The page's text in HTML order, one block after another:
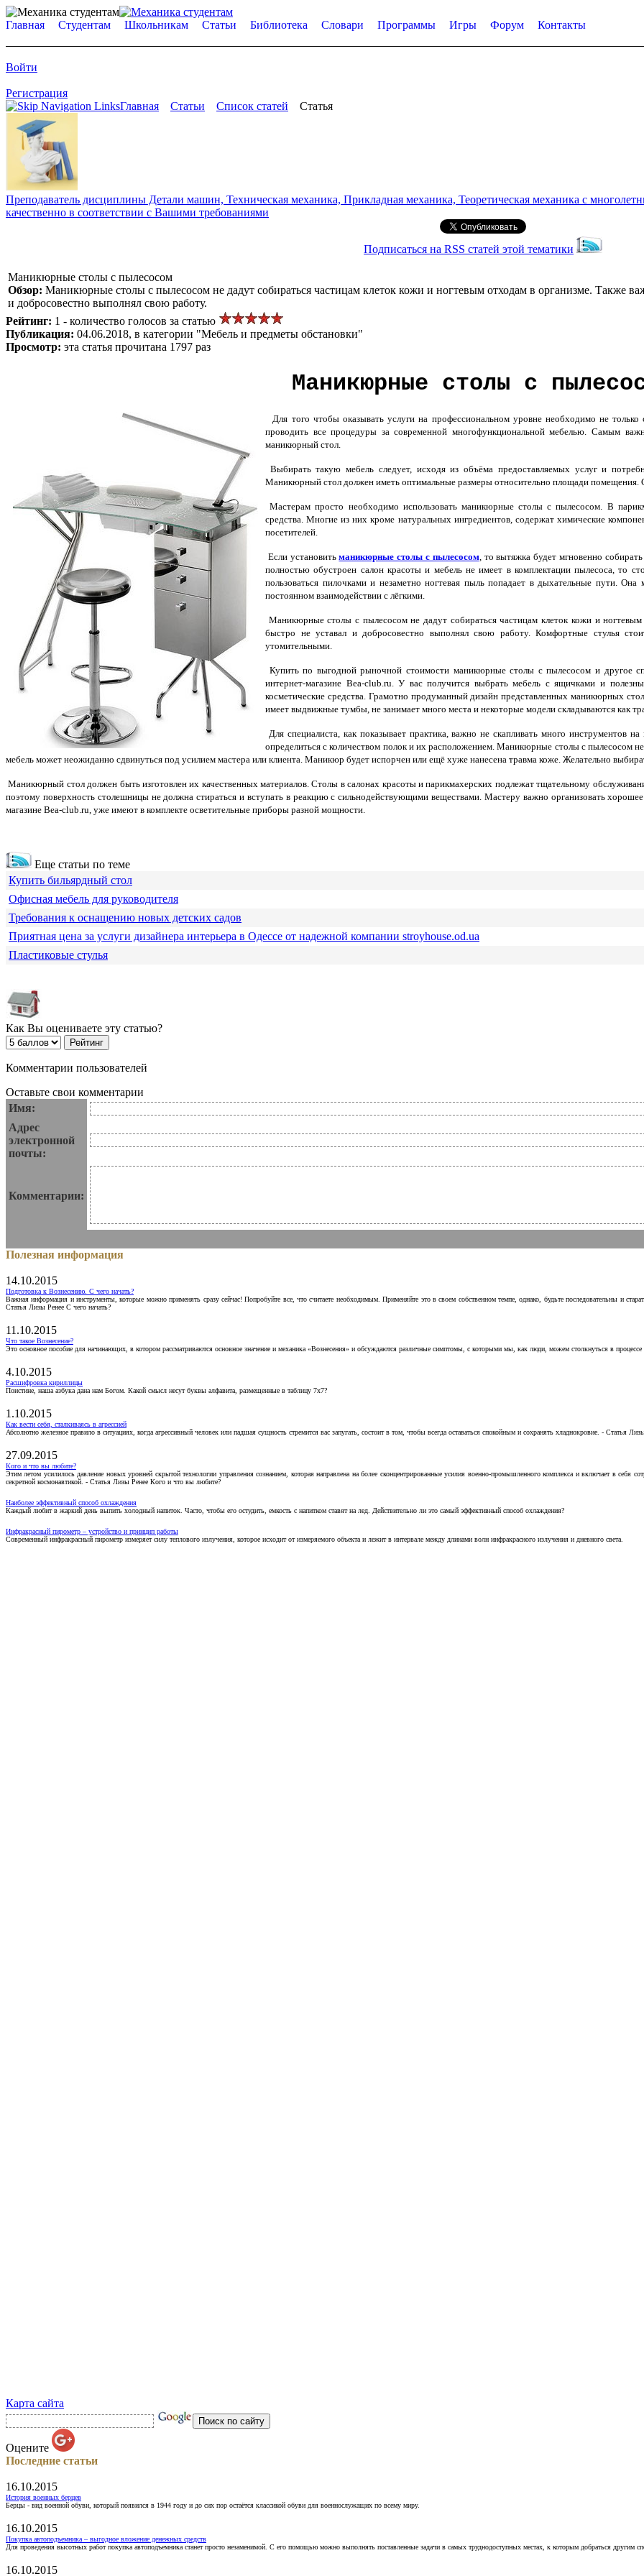
Главная Студентам Школьникам Статьи Библиотека Словари Программы Игры Форум Контакты
Войти
Регистрация
Главная
Статьи Список статей Статья
Преподаватель дисциплины Детали машин, Техническая механика, Прикладная механика, Теоретическая механика с
качественно в соответствии с Вашими требованиями
Подписаться на RSS статей этой тематики
Маникюрные столы с пылесосом
Обзор: Маникюрные столы с пылесосом не дадут собираться частицам клеток кожи и ногтевым отходам в организме. Также
и добросовестно выполнял свою работу.
Рейтинг: 1 - количество голосов за статью
Публикация: 04.06.2018, в категории "Мебель и предметы обстановки"
Просмотр: эта статья прочитана 1797 раз
Маникюрные столы с
Для того чтобы оказывать услуги на профессиональном уровне необходимо не
проводить все процедуры за современной многофункциональной мебелью. Самым
маникюрный стол.
Выбирать такую мебель следует, исходя из объёма предоставляемых услуг и
Маникюрный стол должен иметь оптимальные размеры относительно площади помещения.
Мастерам просто необходимо использовать маникюрные столы с пылесосом. В
средства. Многие из них кроме натуральных ингредиентов, содержат химические
посетителей.
Если установитьманикюрные столы с пылесосом, то вытяжка будет мгновенно
полностью обустроен салон красоты и мебель не имеет в комплектации пылесоса, то
пользоваться пилочками и незаметно ногтевая пыль попадает в дыхательные пути.
постоянном взаимодействии с лёгкими.
Маникюрные столы с пылесосом не дадут собираться частицам клеток кожи и
быстро не уставал и добросовестно выполнял свою работу. Комфортные стулья
утомительными.
Купить по выгодной рыночной стоимости маникюрные столы с пылесосом и другое
интернет-магазине Bea-club.ru. У вас получится выбрать мебель с ящичками и
косметические средства. Грамотно продуманный дизайн представленных маникюрных
имеет выдвижные тумбы, не занимает много места и некоторые модели складываются как
Для специалиста, как показывает практика, важно не скапливать много
определиться с количеством полок и их расположением. Маникюрные столы с пылесосом
мебель может неожиданно сдвинуться под усилием мастера или клиента. Маникюр будет испорчен или ещё хуже нанесена травма коже. Желательно
Маникюрный стол должен быть изготовлен их качественных материалов. Столы в салонах красоты и парикмахерских подлежат тщательному
поэтому поверхность столешницы не должна стираться и вступать в реакцию с сильнодействующими веществами. Мастеру важно организовать
магазине Bea-club.ru, уже имеют в комплекте осветительные приборы разной мощности.
Еще статьи по теме
Купить бильярдный стол
Офисная мебель для руководителя
Требования к оснащению новых детских садов
Приятная цена за услуги дизайнера интерьера в Одессе от надежной компании stroyhouse.od.ua
Пластиковые стулья
Как Вы оцениваете эту статью?
Комментарии пользователей
Оставьте свои комментарии
Имя:
Адрес
электронной
почты:
Комментарии:
Полезная информация
14.10.2015
Подготовка к Вознесению. С чего начать?
Важная информация и инструменты, которые можно применять сразу сейчас! Попробуйте все, что считаете необходимым. Применяйте это в своем собственном темпе, однако, будьте последовательны и
Статья Лизы Ренее С чего начать?
11.10.2015
Что такое Вознесение?
Это основное пособие для начинающих, в котором рассматриваются основное значение и механика «Вознесения» и обсуждаются различные симптомы, с которыми мы, как люди, можем столкнуться в
4.10.2015
Расшифровка кириллицы
Поистине, наша азбука дана нам Богом. Какой смысл несут буквы алфавита, размещенные в таблицу 7х7?
1.10.2015
Как вести себя, сталкиваясь в агрессией
Абсолютно железное правило в ситуациях, когда агрессивный человек или падшая сущность стремится вас запугать, состоит в том, чтобы всегда оставаться спокойным и сохранять хладнокровие. - Статья
27.09.2015
Кого и что вы любите?
Этим летом усилилось давление новых уровней скрытой технологии управления сознанием, которая направлена на более сконцентрированные усилия военно-промышленного комплекса и включает в себя
секретной космонавтикой. - Статья Лизы Ренее Кого и что вы любите?
Наиболее эффективный способ охлаждения
Каждый любит в жаркий день выпить холодный напиток. Часто, чтобы его остудить, емкость с напитком ставят на лед. Действительно ли это самый эффективный способ охлаждения?
Инфракрасный пирометр – устройство и принцип работы
Современный инфракрасный пирометр измеряет силу теплового излучения, которое исходит от измеряемого объекта и лежит в интервале между длинами волн инфракрасного излучения и дневного света.
Карта сайта
Оцените
Последние статьи
16.10.2015
История военных берцев
Берцы - вид военной обуви, который появился в 1944 году и до сих пор остаётся классикой обуви для военнослужащих по всему миру.
16.10.2015
Покупка автоподъемника – выгодное вложение денежных средств
Для проведения высотных работ покупка автоподъемника станет просто незаменимой. С его помощью можно выполнять поставленные задачи в самых труднодоступных местах, к которым добраться другим
16.10.2015